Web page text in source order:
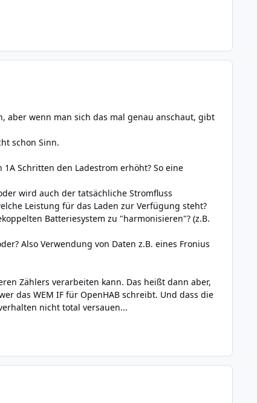
aber wenn man sich das mal genau anschaut, gibt
schon Sinn.
Schritten den Ladestrom erhöht? So eine
wird auch der tatsächliche Stromfluss
Leistung für das Laden zur Verfügung steht?
Batteriesystem zu "harmonisieren"? (z.B.
Also Verwendung von Daten z.B. eines Fronius
Zählers verarbeiten kann. Das heißt dann aber,
das WEM IF für OpenHAB schreibt. Und dass die
nicht total versauen...